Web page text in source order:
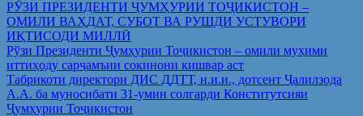
РӮЗИ ПРЕЗИДЕНТИ ҶУМҲУРИИ ТОҶИКИСТОН –
ОМИЛИ ВАҲДАТ, СУБОТ ВА РУШДИ УСТУВОРИ
ИҚТИСОДИ МИЛЛӢ
Рўзи Президенти Ҷумҳурии Тоҷикистон – омили муҳими
иттиҳоду сарҷамъии сокинони кишвар аст
Табрикоти директори ДИС ДДТТ, н.и.и., дотсент Ҷалилзода
А.А. ба муносибати 31-умин солгарди Конститутсияи
Ҷумҳурии Тоҷикистон